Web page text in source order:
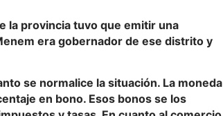
la provincia tuvo que emitir una
era gobernador de ese distrito y
se normalice la situación. La moneda
en bono. Esos bonos se los